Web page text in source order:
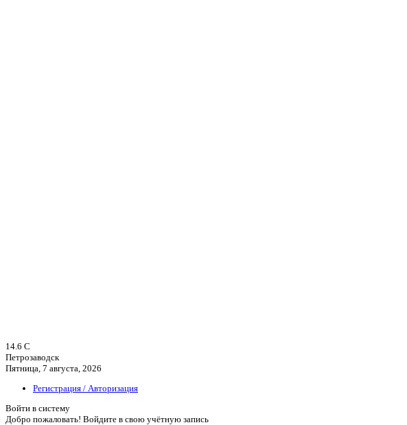
14.6 C
Петрозаводск
Пятница, 7 августа, 2026
Регистрация / Авторизация
Войти в систему
Добро пожаловать! Войдите в свою учётную запись